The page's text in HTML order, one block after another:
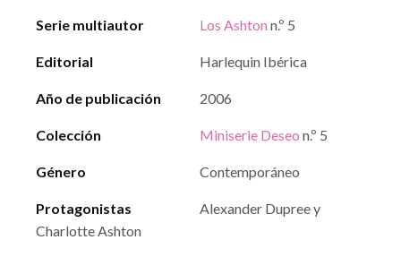
Serie multiautor Los Ashton n.º 5
Editorial Harlequin Ibérica
Año de publicación 2006
Colección Miniserie Deseo n.º 5
Género Contemporáneo
Protagonistas
Alexander Dupree y
Charlotte Ashton